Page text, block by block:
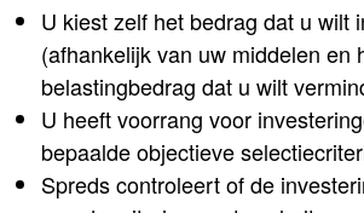
U kiest zelf het bedrag dat u wilt
(afhankelijk van uw middelen en
belastingbedrag dat u wilt
U heeft voorrang voor
bepaalde objectieve
Spreds controleert of de